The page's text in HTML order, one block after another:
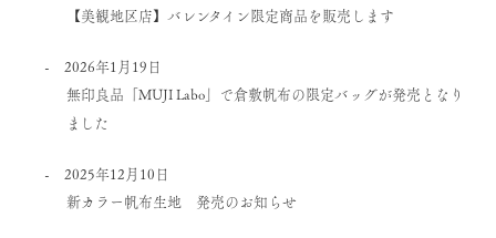
【美観地区店】バレンタイン限定商品を販売します
2026年1月19日
無印良品「MUJI Labo」で倉敷帆布の限定バッグが発売となり
ました
2025年12月10日
新カラー帆布生地 発売のお知らせ